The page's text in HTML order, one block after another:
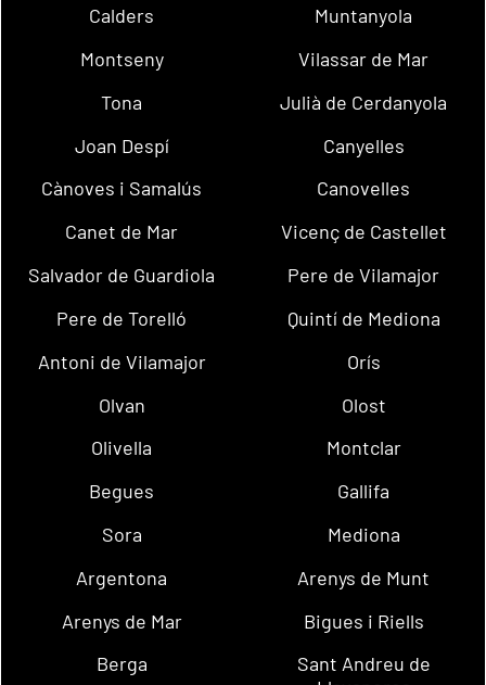
Calders
Muntanyola
Montseny
Vilassar de Mar
Tona
Julià de Cerdanyola
Joan Despí
Canyelles
Cànoves i Samalús
Canovelles
Canet de Mar
Vicenç de Castellet
Salvador de Guardiola
Pere de Vilamajor
Pere de Torelló
Quintí de Mediona
Antoni de Vilamajor
Orís
Olvan
Olost
Olivella
Montclar
Begues
Gallifa
Sora
Mediona
Argentona
Arenys de Munt
Arenys de Mar
Bigues i Riells
Berga
Sant Andreu de